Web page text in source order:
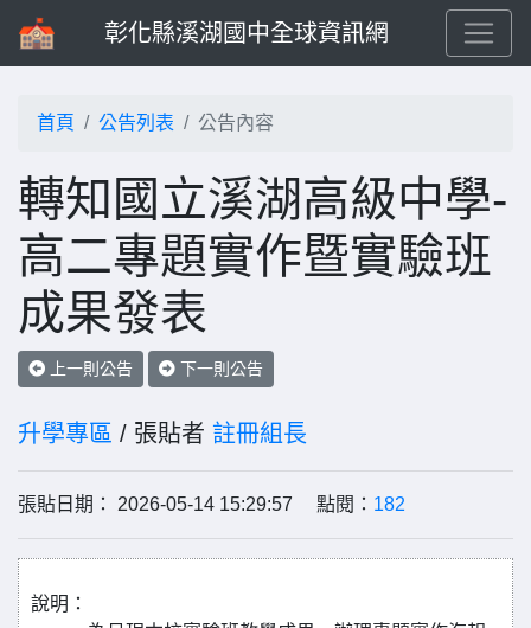
彰化縣溪湖國中全球資訊網
首頁 公告列表 公告內容
轉知國立溪湖高級中學-
高二專題實作暨實驗班
成果發表
上一則公告 下一則公告
升學專區 / 張貼者 註冊組長
張貼日期： 2026-05-14 15:29:57 點閱： 182
說明：